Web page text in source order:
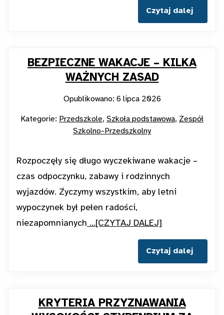
Czytaj dalej
BEZPIECZNE WAKACJE – KILKA
WAŻNYCH ZASAD
Opublikowano: 6 lipca 2026
Kategorie: Przedszkole Szkoła podstawowa Zespół
Szkolno-Przedszkolny
Rozpoczęły się długo wyczekiwane wakacje –
czas odpoczynku, zabawy i rodzinnych
wyjazdów. Życzymy wszystkim, aby letni
wypoczynek był pełen radości,
niezapomnianych ...[CZYTAJ DALEJ]
Czytaj dalej
KRYTERIA PRZYZNAWANIA